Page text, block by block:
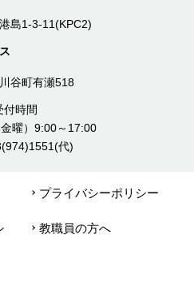
島1-3-11(KPC2)
谷町有瀬518
付時間
曜）9:00～17:00
代)
プライバシーポリシー
教職員の方へ